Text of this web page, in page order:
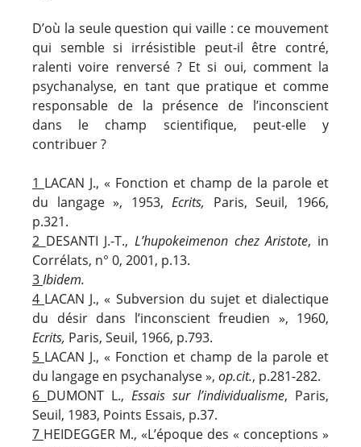
D’où la seule question qui vaille : ce mouvement
qui semble si irrésistible peut-il être contré,
ralenti voire renversé ? Et si oui, comment la
psychanalyse, en tant que pratique et comme
responsable de la présence de l’inconscient
dans le champ scientifique, peut-elle y
contribuer ?
1 LACAN J., « Fonction et champ de la parole et
du langage », 1953,Ecrits, Paris, Seuil, 1966,
p.321.
2 DESANTI J.-T.,L’hupokeimenon chez Aristote, in
Corrélats, n° 0, 2001, p.13.
3Ibidem.
4 LACAN J., « Subversion du sujet et dialectique
du désir dans l’inconscient freudien », 1960,
Ecrits, Paris, Seuil, 1966, p.793.
5 LACAN J., « Fonction et champ de la parole et
du langage en psychanalyse », op.cit., p.281-282.
6 DUMONT L., Essais sur l’individualisme, Paris,
Seuil, 1983, Points Essais, p.37.
7 HEIDEGGER M., «L’époque des « conceptions »